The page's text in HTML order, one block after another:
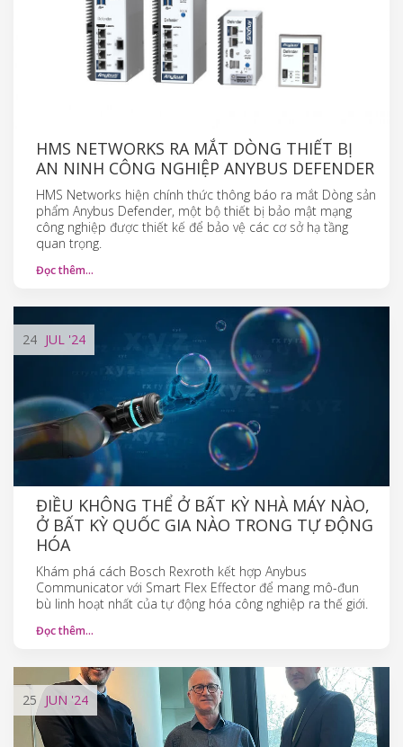
HMS NETWORKS RA MẮT DÒNG THIẾT BỊ
AN NINH CÔNG NGHIỆP ANYBUS DEFENDER
HMS Networks hiện chính thức thông báo ra mắt Dòng sản
phẩm Anybus Defender, một bộ thiết bị bảo mật mạng
công nghiệp được thiết kế để bảo vệ các cơ sở hạ tầng
quan trọng.
Đọc thêm…
24 JUL '24
ĐIỀU KHÔNG THỂ Ở BẤT KỲ NHÀ MÁY NÀO,
Ở BẤT KỲ QUỐC GIA NÀO TRONG TỰ ĐỘNG
HÓA
Khám phá cách Bosch Rexroth kết hợp Anybus
Communicator với Smart Flex Effector để mang mô-đun
bù linh hoạt nhất của tự động hóa công nghiệp ra thế giới.
Đọc thêm…
25 JUN '24